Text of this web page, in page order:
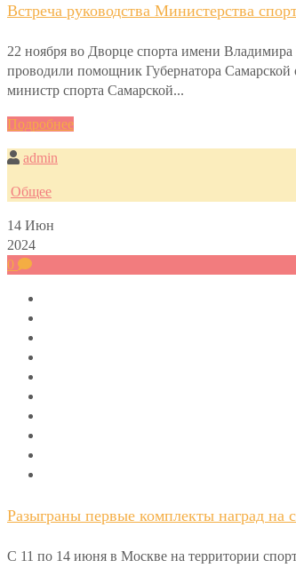
Встреча руководства Министерства
22 ноября во Дворце спорта имени
проводили помощник Губернатора
министр спорта Самарской...
Подробнее
admin
Общее
14 Июн
2024
0
Разыграны первые комплекты наград
С 11 по 14 июня в Москве на территории